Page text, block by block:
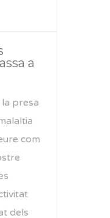
a
presa
com
dels